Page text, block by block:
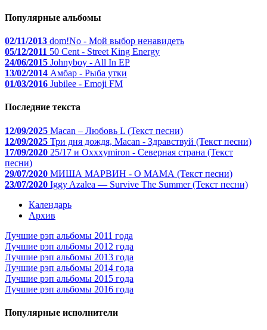
Популярные альбомы
02/11/2013 dom!No - Мой выбор ненавидеть
05/12/2011 50 Cent - Street King Energy
24/06/2015 Johnyboy - All In EP
13/02/2014 Амбар - Рыба утки
01/03/2016 Jubilee - Emoji FM
Последние текста
12/09/2025 Macan – Любовь L (Текст песни)
12/09/2025 Три дня дождя, Macan - Здравствуй (Текст песни)
17/09/2020 25/17 и Oxxxymiron - Северная страна (Текст
песни)
29/07/2020 МИША МАРВИН - О МАМА (Текст песни)
23/07/2020 Iggy Azalea — Survive The Summer (Текст песни)
Календарь
Архив
Лучшие рэп альбомы 2011 года
Лучшие рэп альбомы 2012 года
Лучшие рэп альбомы 2013 года
Лучшие рэп альбомы 2014 года
Лучшие рэп альбомы 2015 года
Лучшие рэп альбомы 2016 года
Популярные исполнители